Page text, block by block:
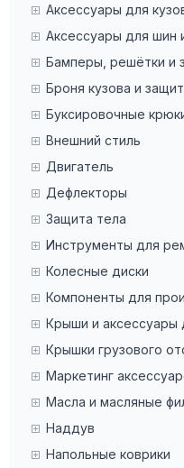
Аксессуары для
Аксессуары для шин
Бамперы, решётки и
Броня кузова и
Буксировочные
Внешний стиль
Двигатель
Дефлекторы
Защита тела
Инструменты для
Колесные диски
Компоненты для
Крыши и аксессуары
Крышки грузового
Маркетинг
Масла и масляные
Наддув
Напольные коврики